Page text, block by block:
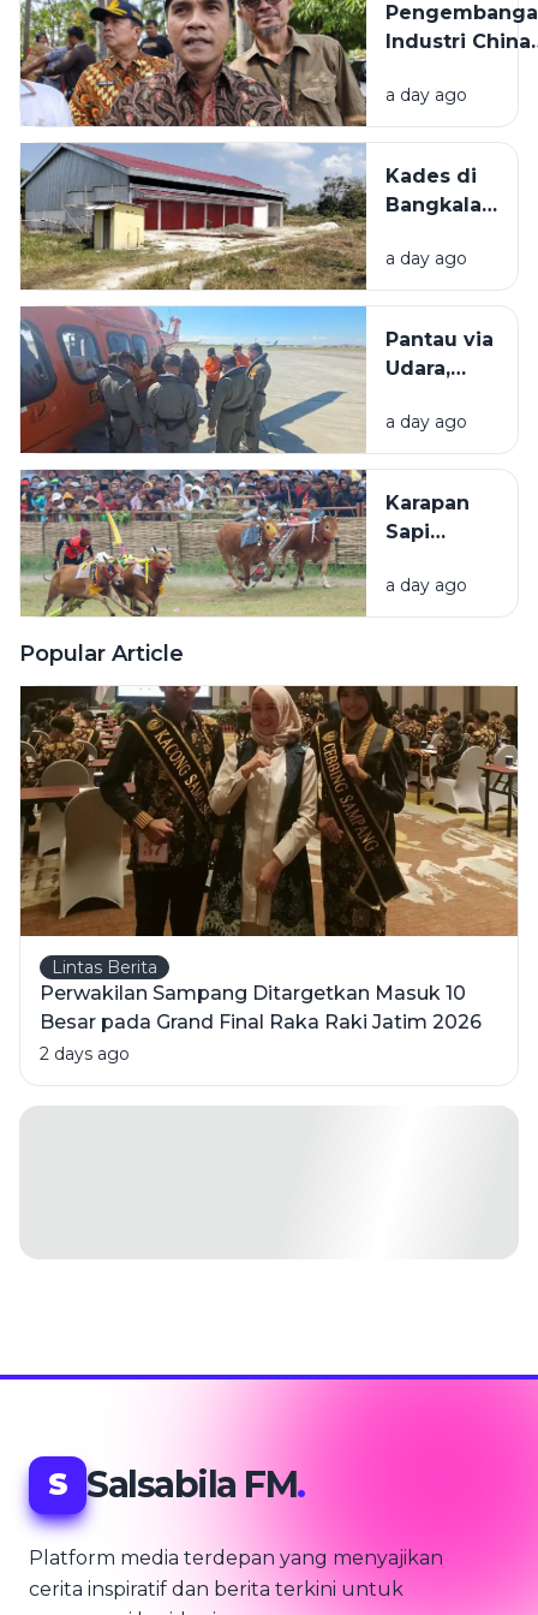
Karya di
Madura
Industri China
Dilaksanakan
Bangkalan,
Menyerap
Ribuan
a day ago
Kades di
Bangkalan
KDMP
Dibangun
Sawah: Itu
Dekat SD
a day ago
Pantau via
Udara,
Tak
Temukan
KM
Mutiara
di Perairan
a day ago
Karapan
Sapi
Sampang
2026 Akan
Prio
a day ago
Popular Article
Lintas Berita
Perwakilan Sampang Ditargetkan Masuk 10
Besar pada Grand Final Raka Raki Jatim 2026
2 days ago
S Salsabila FM.
Platform media terdepan yang menyajikan
cerita inspiratif dan berita terkini untuk